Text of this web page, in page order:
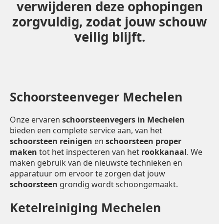
verwijderen deze ophopingen
zorgvuldig, zodat jouw schouw
veilig blijft.
Schoorsteenveger Mechelen
Onze ervaren schoorsteenvegers in Mechelen
bieden een complete service aan, van het
schoorsteen reinigen en schoorsteen proper
maken tot het inspecteren van het rookkanaal. We
maken gebruik van de nieuwste technieken en
apparatuur om ervoor te zorgen dat jouw
schoorsteen grondig wordt schoongemaakt.
Ketelreiniging Mechelen